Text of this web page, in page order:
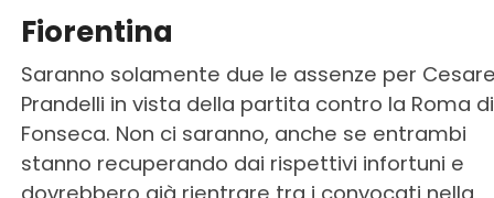
Fiorentina
Saranno solamente due le assenze per
Prandelli in vista della partita contro la Roma di
Fonseca. Non ci saranno, anche se entrambi
stanno recuperando dai rispettivi infortuni e